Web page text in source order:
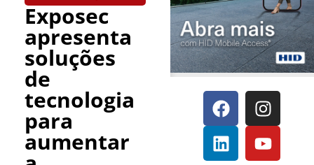
Exposec
apresenta
soluções
de
tecnologia
para
aumentar